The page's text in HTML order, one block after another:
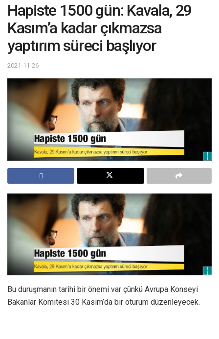
Hapiste 1500 gün: Kavala, 29
Kasım’a kadar çıkmazsa
yaptırım süreci başlıyor
2021-11-26
Bu duruşmanın tarihi bir önemi var çünkü Avrupa Konseyi
Bakanlar Komitesi 30 Kasım’da bir oturum düzenleyecek.